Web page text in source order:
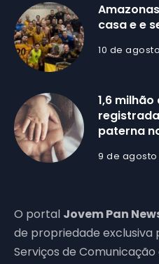
casa e e
10 de
1,6
paterna
9 de agosto
O portal Jovem Pan
de propriedade
Serviços de